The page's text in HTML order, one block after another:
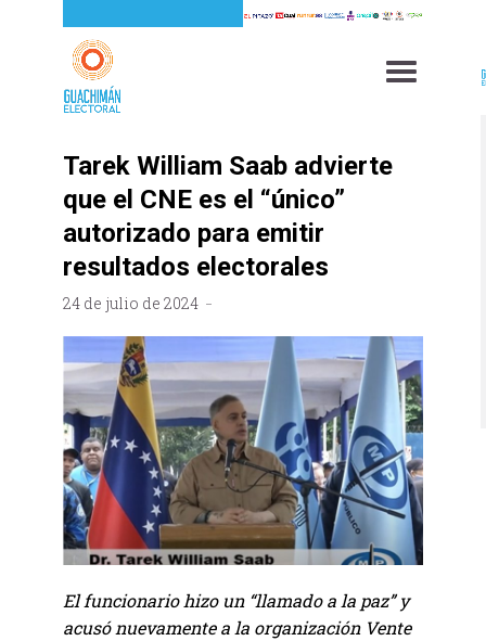
Tarek William Saab advierte
que el CNE es el “único”
autorizado para emitir
resultados electorales
24 de julio de 2024
El funcionario hizo un “llamado a la paz” y
acusó nuevamente a la organización Vente